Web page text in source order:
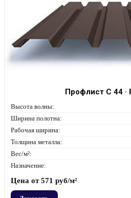
Профлист С 44 ·
Высота волны:
Ширина полотна:
Рабочая ширина:
Толщина металла:
Вес/м²:
Назначение:
Цена от571 руб/м²